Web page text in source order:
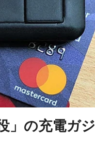
」の充電ガジ